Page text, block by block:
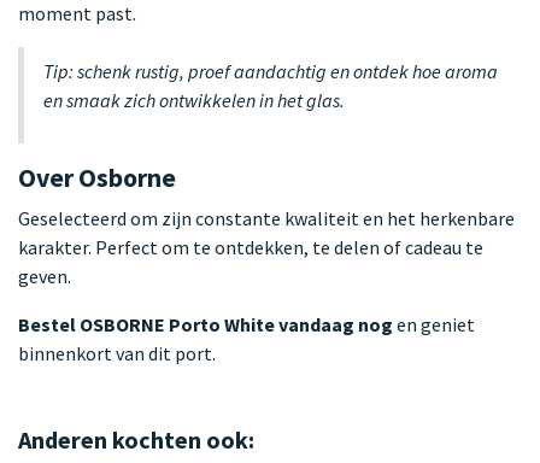
moment past.
Tip: schenk rustig, proef aandachtig en ontdek hoe aroma
en smaak zich ontwikkelen in het glas.
Over Osborne
Geselecteerd om zijn constante kwaliteit en het herkenbare
karakter. Perfect om te ontdekken, te delen of cadeau te
geven.
Bestel OSBORNE Porto White vandaag nog en geniet
binnenkort van dit port.
Anderen kochten ook: